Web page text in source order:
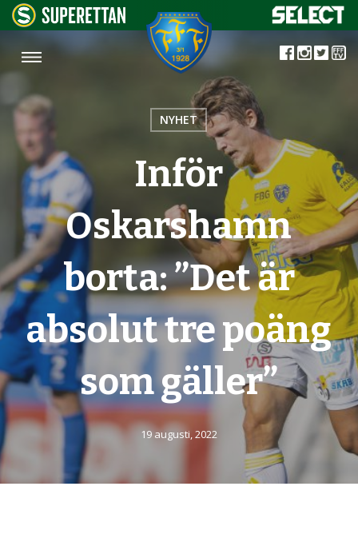
NYHET
Inför
Oskarshamn
borta: ”Det är
absolut tre poäng
som gäller”
19 augusti, 2022